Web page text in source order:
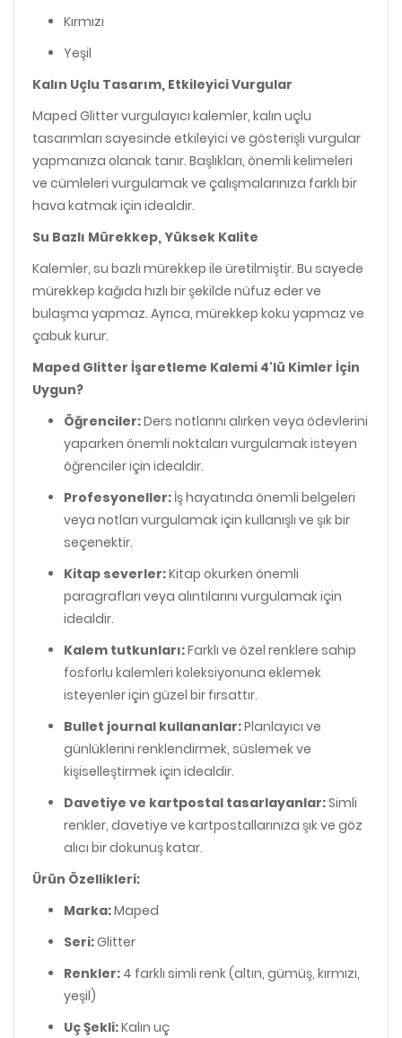
Kırmızı
Yeşil
Kalın Uçlu Tasarım, Etkileyici Vurgular
Maped Glitter vurgulayıcı kalemler, kalın uçlu
tasarımları sayesinde etkileyici ve gösterişli vurgular
yapmanıza olanak tanır. Başlıkları, önemli kelimeleri
ve cümleleri vurgulamak ve çalışmalarınıza farklı bir
hava katmak için idealdir.
Su Bazlı Mürekkep, Yüksek Kalite
Kalemler, su bazlı mürekkep ile üretilmiştir. Bu sayede
mürekkep kağıda hızlı bir şekilde nüfuz eder ve
bulaşma yapmaz. Ayrıca, mürekkep koku yapmaz ve
çabuk kurur.
Maped Glitter İşaretleme Kalemi 4'lü Kimler İçin
Uygun?
Öğrenciler:Ders notlarını alırken veya ödevlerini
yaparken önemli noktaları vurgulamak isteyen
öğrenciler için idealdir.
Profesyoneller: İş hayatında önemli belgeleri
veya notları vurgulamak için kullanışlı ve şık bir
seçenektir.
Kitap severler:Kitap okurken önemli
paragrafları veya alıntılarını vurgulamak için
idealdir.
Kalem tutkunları:Farklı ve özel renklere sahip
fosforlu kalemleri koleksiyonuna eklemek
isteyenler için güzel bir fırsattır.
Bullet journal kullananlar:Planlayıcı ve
günlüklerini renklendirmek, süslemek ve
kişiselleştirmek için idealdir.
Davetiye ve kartpostal tasarlayanlar:Simli
renkler, davetiye ve kartpostallarınıza şık ve göz
alıcı bir dokunuş katar.
Ürün Özellikleri:
Marka:Maped
Seri:Glitter
Renkler: 4 farklı simli renk (altın, gümüş, kırmızı,
yeşil)
Uç Şekli:Kalın uç